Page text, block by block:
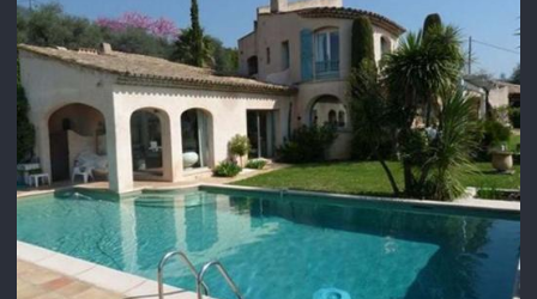
Adresse de courriel